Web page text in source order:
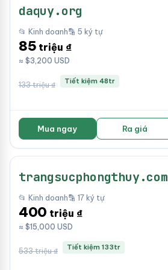
daquy.org
📂 Kinh doanh🔡 5 ký tự
85 triệu ₫
≈ $3,200 USD
133 triệu ₫ Tiết kiệm 48tr
Mua ngay Ra giá
trangsucphongthuy.com
📂 Kinh doanh🔡 17 ký tự
400 triệu ₫
≈ $15,000 USD
533 triệu ₫ Tiết kiệm 133tr